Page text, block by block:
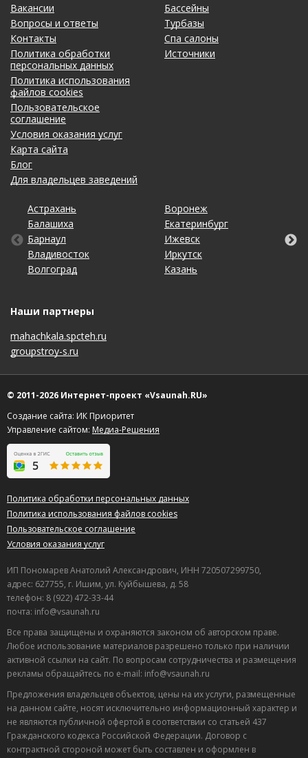
Вакансии
Вопросы и ответы
Контакты
Политика обработки
персональных данных
Политика использования
файлов cookies
Пользовательское
соглашение
Условия оказания услуг
Карта сайта
Блог
Для владельцев заведений
Бассейны
Турбазы
Спа салоны
Источники
Астрахань
Балашиха
Барнаул
Владивосток
Волгоград
Воронеж
Екатеринбург
Ижевск
Иркутск
Казань
Калининград
Кемерово
Киров
Краснодар
Красноярск
Липецк
Москва
Набережные Челны
Нижний Новгород
Новосибирск
Омск
Оренбург
Пенза
Пермь
Ростов-на-Дону
Рязань
Самара
Санкт-Петербург
Саратов
Ставрополь
Тольятти
Томск
Тула
Тюмень
Ульяновск
Уфа
Хабаровск
Чебоксары
Челябинск
Ярославль
Наши партнеры
mahachkala.spcteh.ru
groupstroy-s.ru
© 2011-2026 Интернет-проект «Vsaunah.RU»
Создание сайта: ИК Приоритет
Управление сайтом: Медиа-Решения
Политика обработки персональных данных
Политика использования файлов cookies
Пользовательское соглашение
Условия оказания услуг
ИП Пономарев Анатолий Александрович, ИНН 720507299750,
адрес: 627755, г. Ишим, ул. Куйбышева, д. 58
телефон: 8 (922) 472-33-44
почта: info@vsaunah.ru
Все права защищены и охраняются законом об авторском праве.
Любое использование материалов разрешено только при наличии
активной ссылки на сайт. По вопросам сотрудничества и размещения
рекламы обращайтесь по e-mail: info@vsaunah.ru
Предложения владельцев объектов, цены на их услуги, размещенные
на данном сайте, носят исключительно информационный характер и
не являются публичной офертой в соответствии со статьей 437
Гражданского кодекса Российской Федерации. Договор с
контрактной стороной может быть составлен и оформлен в
Лучшие
спецпредложения
саун